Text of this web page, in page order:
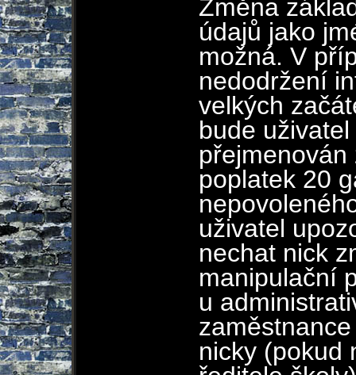
Změna
údajů jako
možná. V
nedodržení
velkých
bude
poplatek 20
uživatel
nechat nick
manipulační
u
nicky (pokud